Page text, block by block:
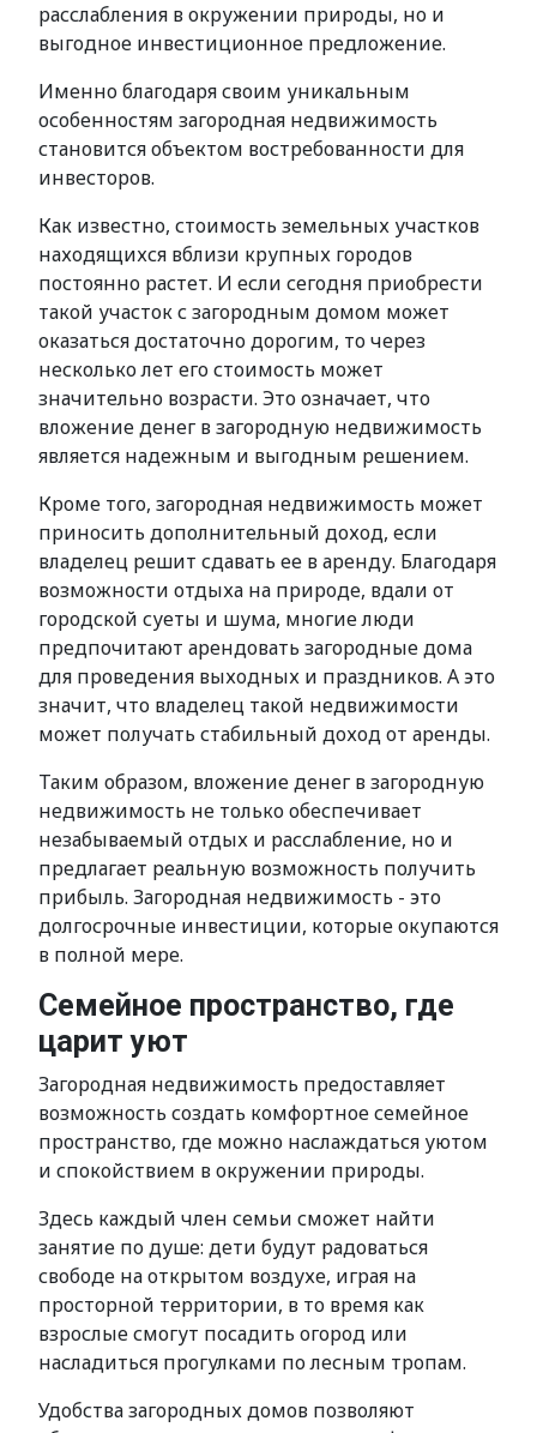
расслабления в окружении природы, но и
выгодное инвестиционное предложение.
Именно благодаря своим уникальным
особенностям загородная недвижимость
становится объектом востребованности для
инвесторов.
Как известно, стоимость земельных участков
находящихся вблизи крупных городов
постоянно растет. И если сегодня приобрести
такой участок с загородным домом может
оказаться достаточно дорогим, то через
несколько лет его стоимость может
значительно возрасти. Это означает, что
вложение денег в загородную недвижимость
является надежным и выгодным решением.
Кроме того, загородная недвижимость может
приносить дополнительный доход, если
владелец решит сдавать ее в аренду. Благодаря
возможности отдыха на природе, вдали от
городской суеты и шума, многие люди
предпочитают арендовать загородные дома
для проведения выходных и праздников. А это
значит, что владелец такой недвижимости
может получать стабильный доход от аренды.
Таким образом, вложение денег в загородную
недвижимость не только обеспечивает
незабываемый отдых и расслабление, но и
предлагает реальную возможность получить
прибыль. Загородная недвижимость - это
долгосрочные инвестиции, которые окупаются
в полной мере.
Семейное пространство, где
царит уют
Загородная недвижимость предоставляет
возможность создать комфортное семейное
пространство, где можно наслаждаться уютом
и спокойствием в окружении природы.
Здесь каждый член семьи сможет найти
занятие по душе: дети будут радоваться
свободе на открытом воздухе, играя на
просторной территории, в то время как
взрослые смогут посадить огород или
насладиться прогулками по лесным тропам.
Удобства загородных домов позволяют